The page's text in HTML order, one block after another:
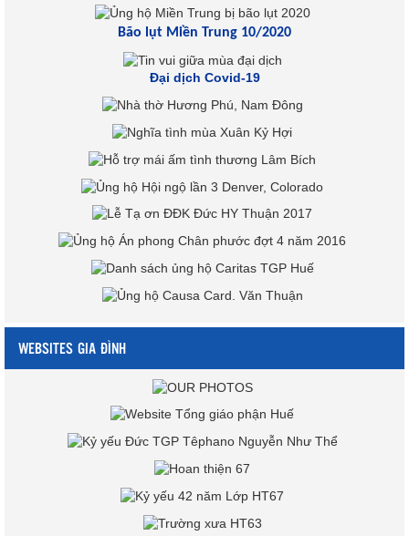
Bão lụt Miền Trung 10/2020
Đại dịch Covid-19
WEBSITES GIA ĐÌNH